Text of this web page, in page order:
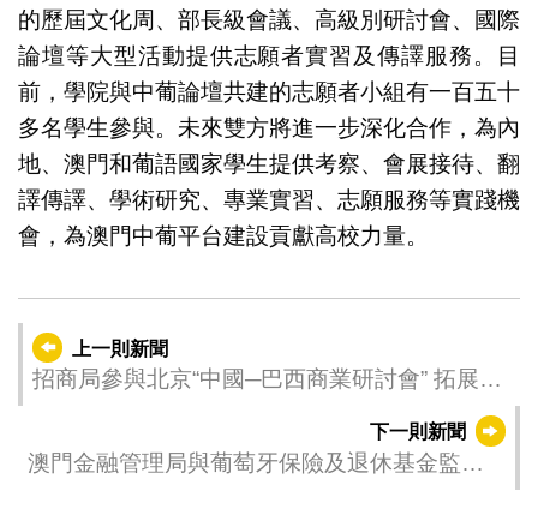
的歷屆文化周、部長級會議、高級別研討會、國際
論壇等大型活動提供志願者實習及傳譯服務。目
前，學院與中葡論壇共建的志願者小組有一百五十
多名學生參與。未來雙方將進一步深化合作，為內
地、澳門和葡語國家學生提供考察、會展接待、翻
譯傳譯、學術研究、專業實習、志願服務等實踐機
會，為澳門中葡平台建設貢獻高校力量。
上一則新聞
招商局參與北京“中國─巴西商業研討會” 拓展與
下一則新聞
澳門金融管理局與葡萄牙保險及退休基金監管